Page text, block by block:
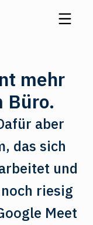
mehr
Büro.
aber
das sich
und
riesig
Meet